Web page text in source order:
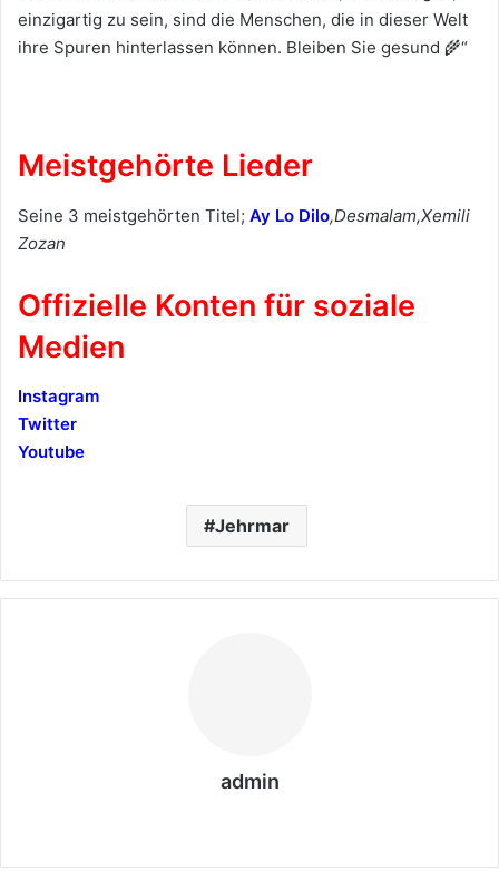
einzigartig zu sein, sind die Menschen, die in dieser Welt
ihre Spuren hinterlassen können. Bleiben Sie gesund 🌾“
Meistgehörte Lieder
Seine 3 meistgehörten Titel; Ay Lo Dilo,Desmalam,Xemili
Zozan
Offizielle Konten für soziale
Medien
Instagram
Twitter
Youtube
Jehrmar
admin